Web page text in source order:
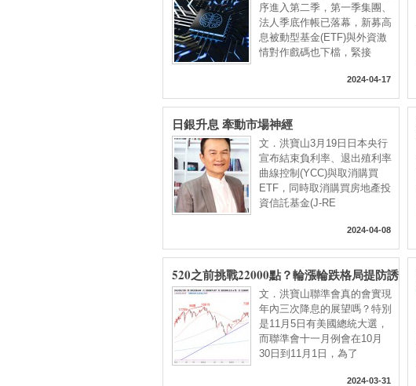
序進入第二季，第一季集團、
法人季底作帳已落幕，新募高
息被動型基金(ETF)與外資激
情對作戲碼也下檔，緊接
2024-04-17
日銀升息 牽動市場神經
文．洪寶山3月19日日本央行
宣布結束負利率、退出殖利率
曲線控制(YCC)與取消購買
ETF，同時取消購買房地產投
資信託基金(J-RE
2024-04-08
520之前挑戰22000點？輪漲輪跌格局提防誘
多陷阱
文．洪寶山聯準會真的會實現
年內三次降息的展望嗎？特別
是11月5日有美國總統大選，
而聯準會十一月例會在10月
30日到11月1日，為了
2024-03-31